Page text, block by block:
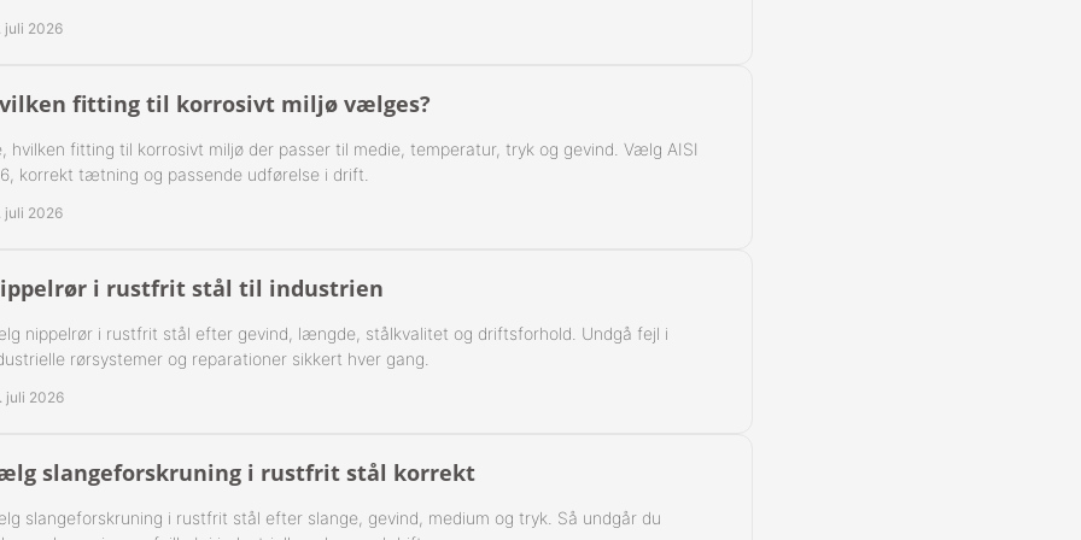
-Rustfrie 2" Nippelrør 316
-Rustfrie 2½" Nippelrør 316
-Rustfrie 3" Nippelrør 316
juli 2026
fitting til korrosivt miljø vælges?
hvilken fitting til korrosivt miljø der passer til medie, temperatur, tryk og gevind. Vælg AISI
korrekt tætning og passende udførelse i drift.
juli 2026
i rustfrit stål til industrien
nippelrør i rustfrit stål efter gevind, længde, stålkvalitet og driftsforhold. Undgå fejl i
rørsystemer og reparationer sikkert hver gang.
juli 2026
slangeforskruning i rustfrit stål korrekt
slangeforskruning i rustfrit stål efter slange, gevind, medium og tryk. Så undgår du